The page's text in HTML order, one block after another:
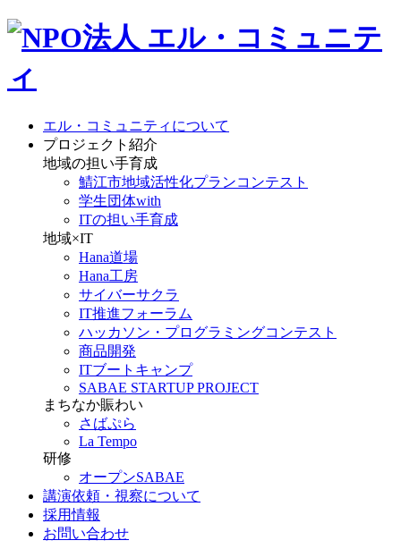
エル・コミュニティについて
プロジェクト紹介
地域の担い手育成
鯖江市地域活性化プランコンテスト
学生団体with
ITの担い手育成
地域×IT
Hana道場
Hana工房
サイバーサクラ
IT推進フォーラム
ハッカソン・プログラミングコンテスト
商品開発
ITブートキャンプ
SABAE STARTUP PROJECT
まちなか賑わい
さばぷら
La Tempo
研修
オープンSABAE
講演依頼・視察について
採用情報
お問い合わせ